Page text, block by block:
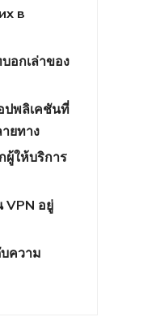
в
อกเล่าของ
ปพลิเคชันที่
ยทาง
ผู้ให้บริการ
VPN อยู่
ความ